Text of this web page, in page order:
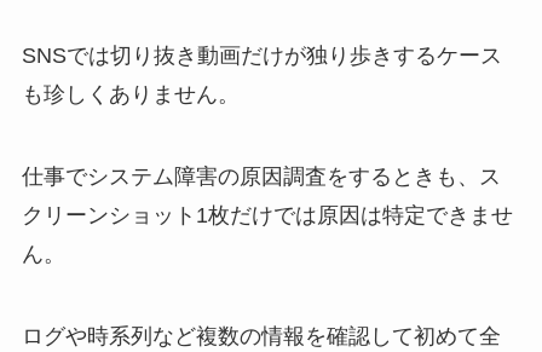
SNSでは切り抜き動画だけが独り歩きするケース
も珍しくありません。
仕事でシステム障害の原因調査をするときも、ス
クリーンショット1枚だけでは原因は特定できませ
ん。
ログや時系列など複数の情報を確認して初めて全